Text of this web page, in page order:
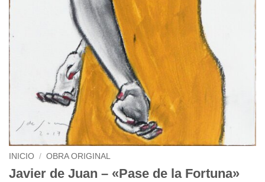
INICIO / OBRA ORIGINAL
Javier de Juan – «Pase de la Fortuna»